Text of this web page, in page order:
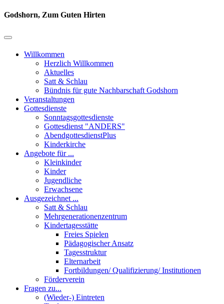
Godshorn, Zum Guten Hirten
Willkommen
Herzlich Willkommen
Aktuelles
Satt & Schlau
Bündnis für gute Nachbarschaft Godshorn
Veranstaltungen
Gottesdienste
Sonntagsgottesdienste
Gottesdienst "ANDERS"
AbendgottesdienstPlus
Kinderkirche
Angebote für ...
Kleinkinder
Kinder
Jugendliche
Erwachsene
Ausgezeichnet ...
Satt & Schlau
Mehrgenerationenzentrum
Kindertagesstätte
Freies Spielen
Pädagogischer Ansatz
Tagesstruktur
Elternarbeit
Fortbildungen/ Qualifizierung/ Institutionen
Förderverein
Fragen zu...
(Wieder-) Eintreten